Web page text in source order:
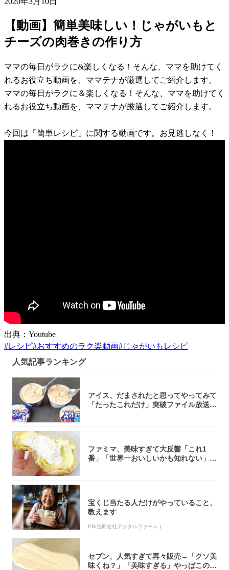
【動画】簡単美味しい！じゃがいもと
チーズの肉巻きの作り方
ママの毎日がラクに&楽しくなる！そんな、ママを助けてく
れるお役立ち動画を、ママテナが厳選してご紹介します。
ママの毎日がラクに＆楽しくなる！そんな、ママを助けてく
れるお役立ち動画を、ママテナが厳選してご紹介します。
今回は「簡単レシピ」に関する動画です。お見逃しなく！
出典：Youtube
#レシピ#おすすめのラク楽動画#じゃがいもレシピ
人気記事ランキング
アイス、だまされたと思ってやってみて
「たったこれだけ」突破ファイル放送で
ファミマ、美味すぎて大反響「これ1
番」「世界一おいしいかも知れない」
宝くじ当たる人だけがやっていること、
教えます
PR(合同会社デジタルファーム )
セブン、人気すぎて再々販売→「クソ美
味くね？」「美味すぎる」やっぱこのク